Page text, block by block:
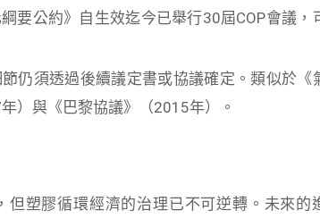
要公約》自生效迄今已舉行30屆COP會議，
仍須透過後續議定書或協議確定。類似於《
）與《巴黎協議》（2015年）。
塑膠循環經濟的治理已不可逆轉。未來的